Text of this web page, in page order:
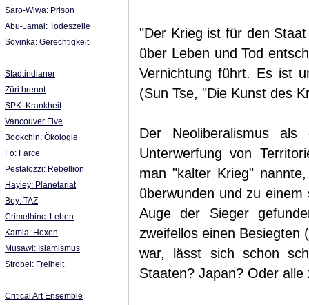
Saro-Wiwa: Prison
Abu-Jamal: Todeszelle
Soyinka: Gerechtigkeit
Stadtindianer
Züri brennt
SPK: Krankheit
Vancouver Five
Bookchin: Ökologie
Fo: Farce
Pestalozzi: Rebellion
Hayley: Planetariat
Bey: TAZ
Crimethinc: Leben
Kamla: Hexen
Musawi: Islamismus
Strobel: Freiheit
Critical Art Ensemble
"Der Krieg ist für den
über Leben und Tod
Vernichtung führt. Es ist
(Sun Tse, "Die Kunst des
Der Neoliberalismus
Unterwerfung von
man "kalter Krieg"
überwunden und zu
Auge der Sieger
zweifellos einen Besiegten
war, lässt sich schon
Staaten? Japan? Oder alle